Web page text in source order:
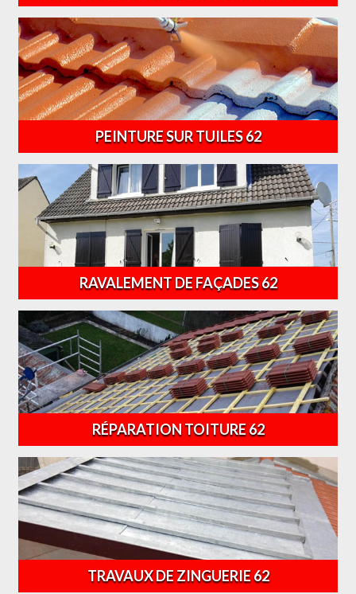
PEINTURE SUR TUILES 62
RAVALEMENT DE FAÇADES 62
RÉPARATION TOITURE 62
TRAVAUX DE ZINGUERIE 62